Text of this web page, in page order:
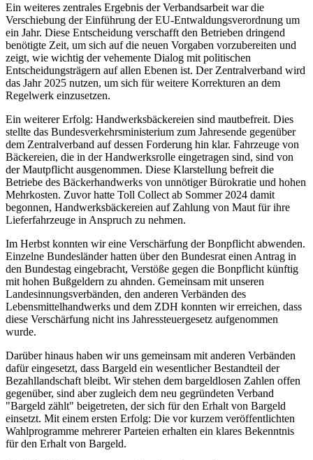
Ein weiteres zentrales Ergebnis der Verbandsarbeit war die
Verschiebung der Einführung der EU-Entwaldungsverordnung um
ein Jahr. Diese Entscheidung verschafft den Betrieben dringend
benötigte Zeit, um sich auf die neuen Vorgaben vorzubereiten und
zeigt, wie wichtig der vehemente Dialog mit politischen
Entscheidungsträgern auf allen Ebenen ist. Der Zentralverband wird
das Jahr 2025 nutzen, um sich für weitere Korrekturen an dem
Regelwerk einzusetzen.
Ein weiterer Erfolg: Handwerksbäckereien sind mautbefreit. Dies
stellte das Bundesverkehrsministerium zum Jahresende gegenüber
dem Zentralverband auf dessen Forderung hin klar. Fahrzeuge von
Bäckereien, die in der Handwerksrolle eingetragen sind, sind von
der Mautpflicht ausgenommen. Diese Klarstellung befreit die
Betriebe des Bäckerhandwerks von unnötiger Bürokratie und hohen
Mehrkosten. Zuvor hatte Toll Collect ab Sommer 2024 damit
begonnen, Handwerksbäckereien auf Zahlung von Maut für ihre
Lieferfahrzeuge in Anspruch zu nehmen.
Im Herbst konnten wir eine Verschärfung der Bonpflicht abwenden.
Einzelne Bundesländer hatten über den Bundesrat einen Antrag in
den Bundestag eingebracht, Verstöße gegen die Bonpflicht künftig
mit hohen Bußgeldern zu ahnden. Gemeinsam mit unseren
Landesinnungsverbänden, den anderen Verbänden des
Lebensmittelhandwerks und dem ZDH konnten wir erreichen, dass
diese Verschärfung nicht ins Jahressteuergesetz aufgenommen
wurde.
Darüber hinaus haben wir uns gemeinsam mit anderen Verbänden
dafür eingesetzt, dass Bargeld ein wesentlicher Bestandteil der
Bezahllandschaft bleibt. Wir stehen dem bargeldlosen Zahlen offen
gegenüber, sind aber zugleich dem neu gegründeten Verband
"Bargeld zählt" beigetreten, der sich für den Erhalt von Bargeld
einsetzt. Mit einem ersten Erfolg: Die vor kurzem veröffentlichten
Wahlprogramme mehrerer Parteien erhalten ein klares Bekenntnis
für den Erhalt von Bargeld.